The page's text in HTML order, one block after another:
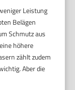
Leistung
Belägen
Schmutz aus
höhere
zählt zudem
Aber die